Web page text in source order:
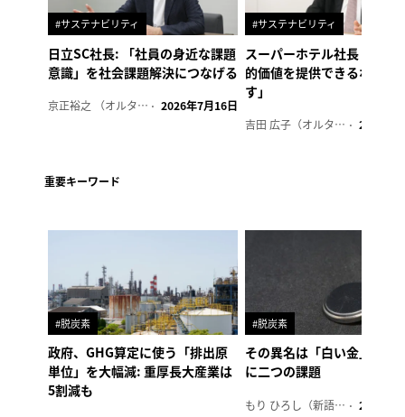
#サステナビリティ
日立SC社長: 「社員の身近な課題
意識」を社会課題解決につなげる
京正裕之 （オルタナ副編集長） 2026年7月16日
#サステナビリティ
スーパーホテル社長「地域
的価値を提供できるホテル
す」
吉田 広子（オルタナ輪番編集長） 2026年6
重要キーワード
#脱炭素
政府、GHG算定に使う「排出原
単位」を大幅減: 重厚長大産業は
5割減も
#脱炭素
その異名は「白い金」、リ
に二つの課題
もり ひろし（新語ウォッチャー） 2023年7